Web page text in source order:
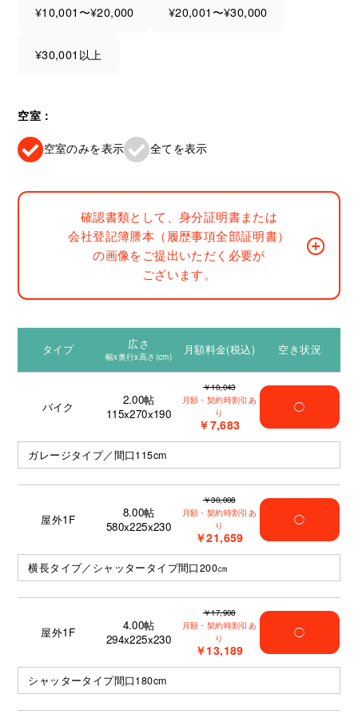
¥10,001〜¥20,000 ¥20,001〜¥30,000
¥30,001以上
空室：
空室のみを表示 全てを表示
確認書類として、身分証明書または
会社登記簿謄本（履歴事項全部証明書）
の画像をご提出いただく必要が
ございます。
タイプ 広さ
幅x奥行x高さ(cm) 月額料金(税込) 空き状況
バイク 2.00帖
115x270x190
￥10,043
月額・契約時割引あ
り
￥7,683
◯
ガレージタイプ／間口115cm
屋外1F 8.00帖
580x225x230
￥30,008
月額・契約時割引あ
り
￥21,659
◯
横長タイプ／シャッタータイプ間口200㎝
屋外1F 4.00帖
294x225x230
￥17,908
月額・契約時割引あ
り
￥13,189
◯
シャッタータイプ間口180cm